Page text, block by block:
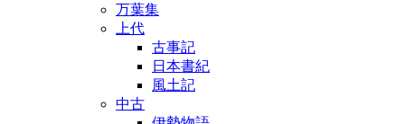
万葉集
上代
古事記
日本書紀
風土記
中古